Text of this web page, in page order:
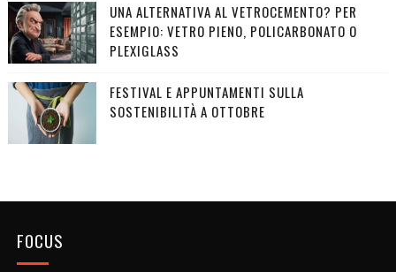
UNA ALTERNATIVA AL VETROCEMENTO? PER
ESEMPIO: VETRO PIENO, POLICARBONATO O
PLEXIGLASS
FESTIVAL E APPUNTAMENTI SULLA
SOSTENIBILITÀ A OTTOBRE
FOCUS